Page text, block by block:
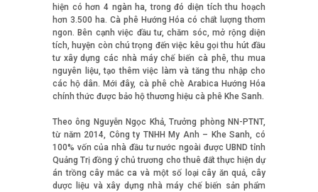
hiện có hơn 4 ngàn ha, trong đó diện tích thu hoạch
hơn 3.500 ha. Cà phê Hướng Hóa có chất lượng thơm
ngon. Bên cạnh việc đầu tư, chăm sóc, mở rộng diện
tích, huyện còn chú trọng đến việc kêu gọi thu hút đầu
tư xây dựng các nhà máy chế biến cà phê, thu mua
nguyên liệu, tạo thêm việc làm và tăng thu nhập cho
các hộ dân. Mới đây, cà phê chè Arabica Hướng Hóa
chính thức được bảo hộ thương hiệu cà phê Khe Sanh.
Theo ông Nguyễn Ngọc Khả, Trưởng phòng NN-PTNT,
từ năm 2014, Công ty TNHH My Anh – Khe Sanh, có
100% vốn của nhà đầu tư nước ngoài được UBND tỉnh
Quảng Trị đồng ý chủ trương cho thuê đất thực hiện dự
án trồng cây mắc ca và một số loại cây ăn quả, cây
dược liệu và xây dựng nhà máy chế biến sản phẩm